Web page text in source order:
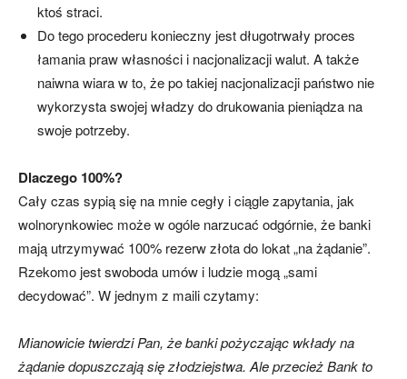
ktoś straci.
Do tego procederu konieczny jest długotrwały proces
łamania praw własności i nacjonalizacji walut. A także
naiwna wiara w to, że po takiej nacjonalizacji państwo nie
wykorzysta swojej władzy do drukowania pieniądza na
swoje potrzeby.
Dlaczego 100%?
Cały czas sypią się na mnie cegły i ciągle zapytania, jak
wolnorynkowiec może w ogóle narzucać odgórnie, że banki
mają utrzymywać 100% rezerw złota do lokat „na żądanie”.
Rzekomo jest swoboda umów i ludzie mogą „sami
decydować”. W jednym z maili czytamy:
Mianowicie twierdzi Pan, że banki pożyczając wkłady na
żądanie dopuszczają się złodziejstwa. Ale przecież Bank to